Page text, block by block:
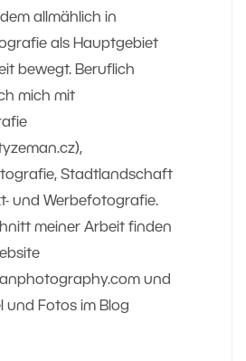
allmählich in
als Hauptgebiet
bewegt. Beruflich
mich mit
Stadtlandschaft
und Werbefotografie.
meiner Arbeit finden
und
und Fotos im Blog